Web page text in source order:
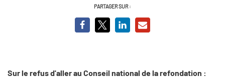
PARTAGER SUR :
Sur le refus d'aller au Conseil national de la refondation :